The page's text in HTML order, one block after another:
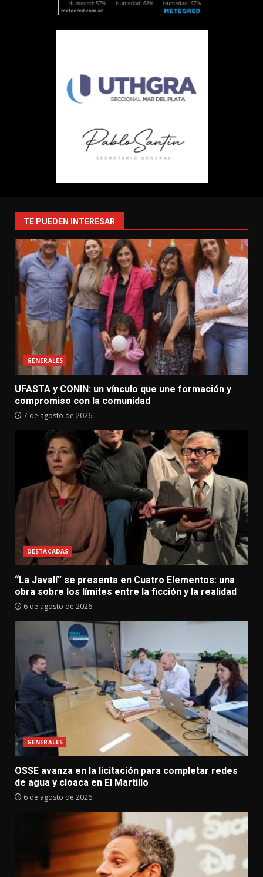
TE PUEDEN INTERESAR
GENERALES
UFASTA y CONIN: un vínculo que une formación y
compromiso con la comunidad
7 de agosto de 2026
DESTACADAS
“La Javalí” se presenta en Cuatro Elementos: una
obra sobre los límites entre la ficción y la realidad
6 de agosto de 2026
GENERALES
OSSE avanza en la licitación para completar redes
de agua y cloaca en El Martillo
6 de agosto de 2026